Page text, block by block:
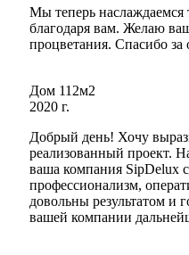
Мы теперь
благодаря вам. Желаю
процветания. Спасибо
Дом 112м2
2020 г.
Добрый день! Хочу
реализованный проект.
ваша компания SipDelux
профессионализм,
довольны результатом
вашей компании